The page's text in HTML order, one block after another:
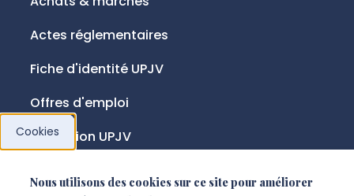
Actes réglementaires
Fiche d'identité UPJV
Offres d'emploi
Fondation UPJV
Cookies
Nous utilisons des cookies sur ce site pour améliorer